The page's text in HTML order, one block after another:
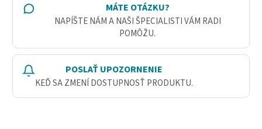
MÁTE OTÁZKU?
NAPÍŠTE NÁM A NAŠI ŠPECIALISTI VÁM RADI
POMÔŽU.
POSLAŤ UPOZORNENIE
KEĎ SA ZMENÍ DOSTUPNOSŤ PRODUKTU.